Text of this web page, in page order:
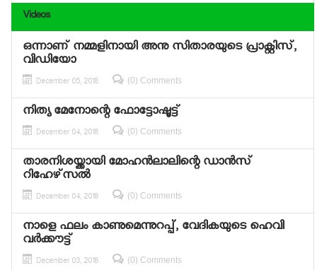
Videos
ഒന്നാണ് നമ്മളിനായി അനു സിതാരയുടെ പ്രാക്റ്റിസ്,
വിഡിയോ
December 05, 2018 (0) Comments
നിത്യ മേനോന്റെ ഫോട്ടോഷൂട്ട്
December 04, 2018 (0) Comments
താരനിശയ്ക്കായി മോഹന്‍ലാലിന്റെ ഡാന്‍സ്
റിഹേഴ്‌സല്‍
December 04, 2018 (0) Comments
നാളെ ഫലം കാണുമെന്നുറപ്പ്, വേദികയുടെ ഹെവി
വര്‍ക്കൗട്ട്
December 03, 2018 (0) Comments